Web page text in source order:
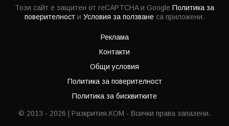
Този сайт е защитен от reCAPTCHA и Google Политика за
поверителност и Условия за ползване са приложени.
Реклама
Контакти
Общи условия
Политика за поверителност
Политика за бисквитките
© 2013 - 2026 | Разкрития.КОМ - Всички права запазени.